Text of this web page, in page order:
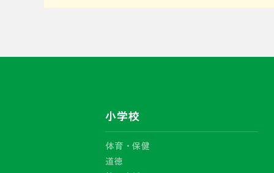
小学校
体育・保健
道徳